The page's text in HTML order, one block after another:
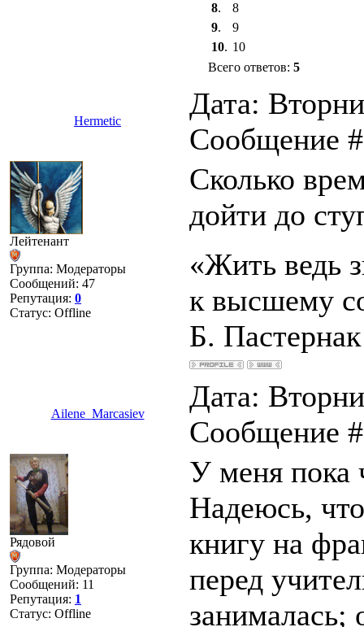
8.
8
9.
9
10. 10
Всего ответов: 5
Hermetic
Дата:
Сообщение
Лейтенант
Группа: Модераторы
Сообщений: 47
Репутация: 0
Статус: Offline
Сколько
дойти до
«Жить ведь
к высшему
Б. Пастернак
Ailene_Marcasiev
Дата:
Сообщение
Рядовой
Группа: Модераторы
Сообщений: 11
Репутация: 1
Статус: Offline
У меня пока
Надеюсь,
книгу на
перед
занималась;